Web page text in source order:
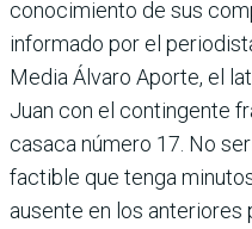
conocimiento de sus
informado por el
Media Álvaro Aporte, el
Juan con el contingente
casaca número 17. No
factible que tenga
ausente en los anteriores